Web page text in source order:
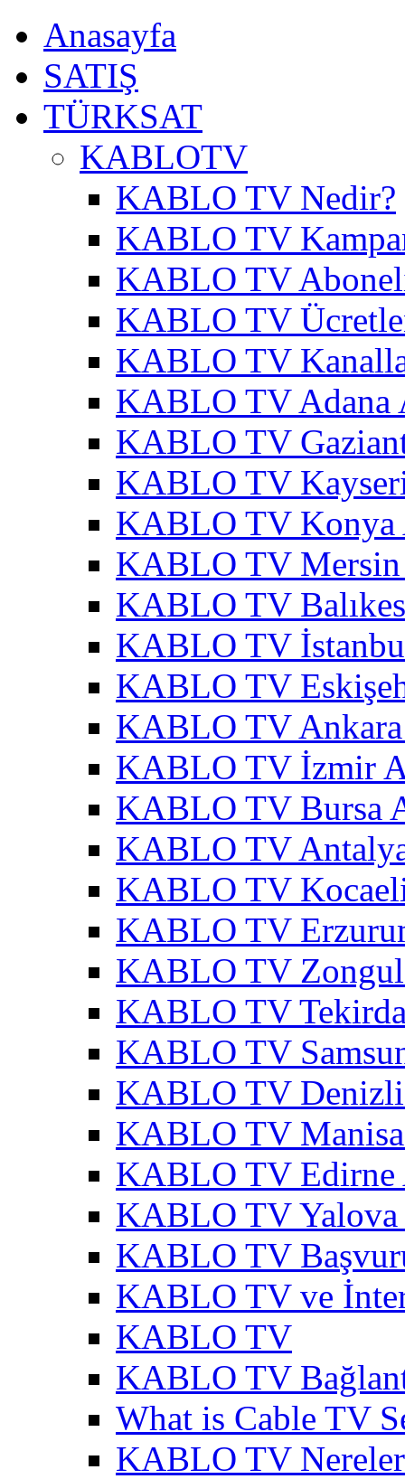
Anasayfa
SATIŞ
TÜRKSAT
KABLOTV
KABLO TV Nedir?
KABLO TV
KABLO TV
KABLO TV
KABLO TV
KABLO TV Adana
KABLO TV
KABLO TV
KABLO TV Konya
KABLO TV
KABLO TV
KABLO TV
KABLO TV
KABLO TV
KABLO TV İzmir
KABLO TV Bursa
KABLO TV
KABLO TV
KABLO TV
KABLO TV
KABLO TV
KABLO TV
KABLO TV
KABLO TV
KABLO TV Edirne
KABLO TV
KABLO TV
KABLO TV ve
KABLO TV
KABLO TV
What is Cable TV
KABLO TV